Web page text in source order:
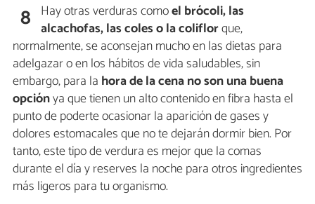
8 Hay otras verduras comoel brócoli, las
alcachofas, las coles o la coliflorque,
normalmente, se aconsejan mucho en las dietas para
adelgazar o en los hábitos de vida saludables, sin
embargo, para la hora de la cena no son una buena
opciónya que tienen un alto contenido en fibra hasta el
punto de poderte ocasionar la aparición de gases y
dolores estomacales que no te dejarán dormir bien. Por
tanto, este tipo de verdura es mejor que la comas
durante el día y reserves la noche para otros ingredientes
más ligeros para tu organismo.